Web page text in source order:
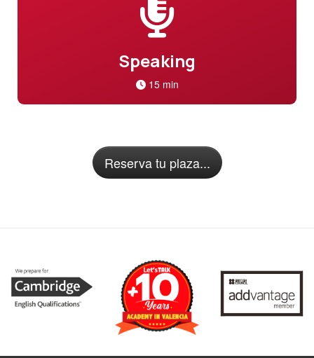
Speaking
15 min
Reserva tu plaza...